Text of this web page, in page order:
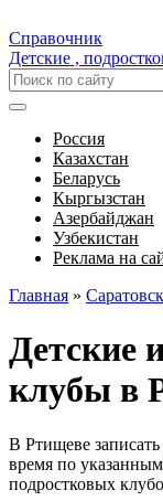
Справочник
Детские ,
Россия
Казахстан
Беларусь
Кыргызстан
Азербайджан
Узбекистан
Реклама на
Главная »
Детские
клубы в
В Ртищеве
время по
подростковых